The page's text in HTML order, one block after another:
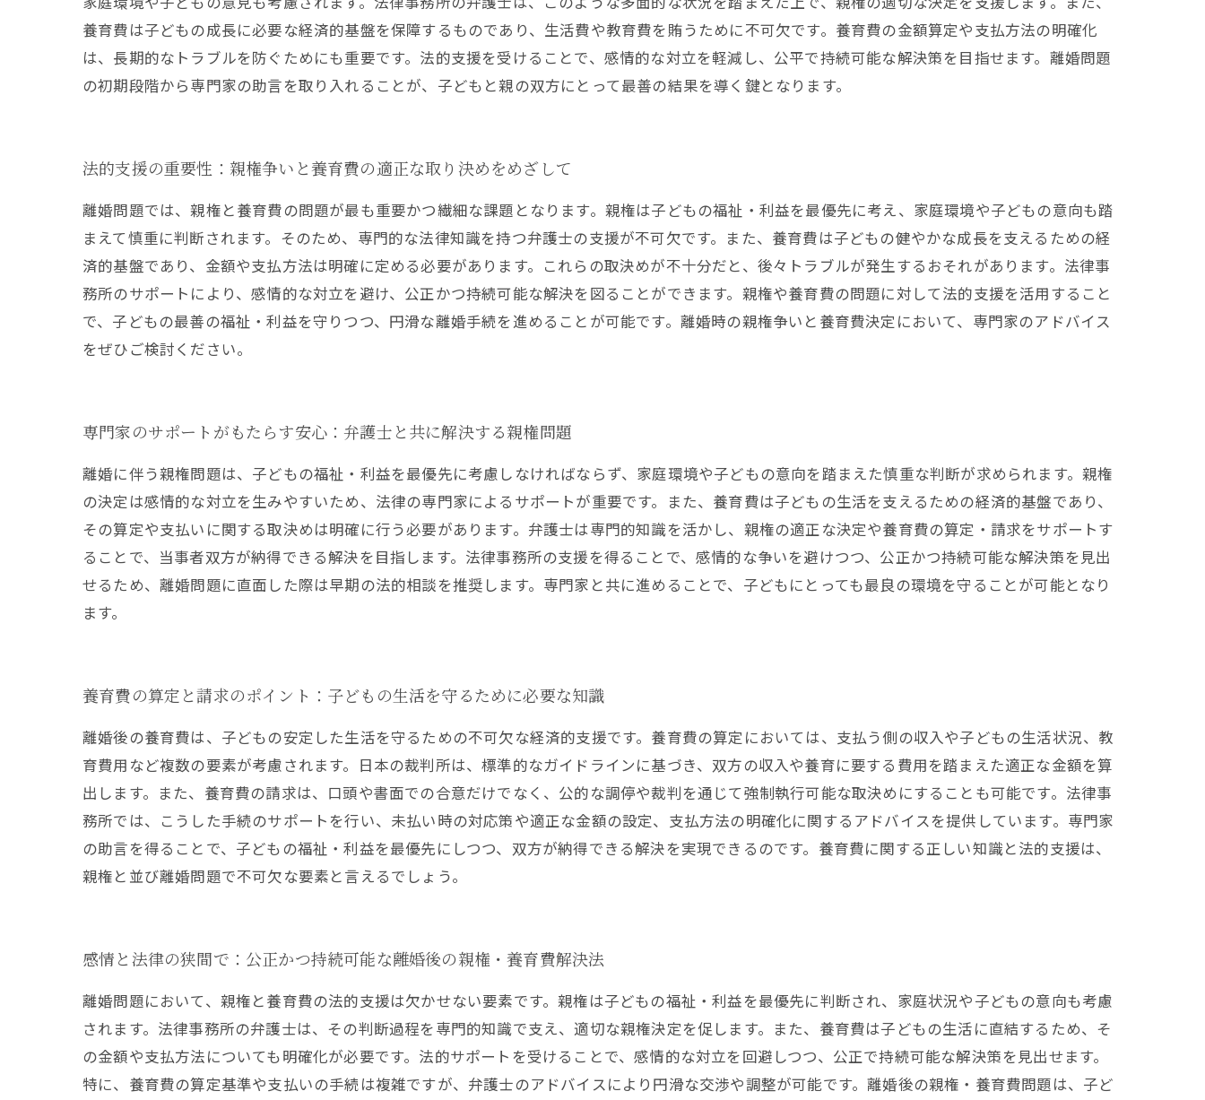
養育費は子どもの成長に必要な経済的基盤を保障するものであり、生活費や教育費を賄うために不可欠です。養育費の金額算定や支払方法の明確化
は、長期的なトラブルを防ぐためにも重要です。法的支援を受けることで、感情的な対立を軽減し、公平で持続可能な解決策を目指せます。離婚問題
の初期段階から専門家の助言を取り入れることが、子どもと親の双方にとって最善の結果を導く鍵となります。
法的支援の重要性：親権争いと養育費の適正な取り決めをめざして
離婚問題では、親権と養育費の問題が最も重要かつ繊細な課題となります。親権は子どもの福祉・利益を最優先に考え、家庭環境や子どもの意向も踏
まえて慎重に判断されます。そのため、専門的な法律知識を持つ弁護士の支援が不可欠です。また、養育費は子どもの健やかな成長を支えるための経
済的基盤であり、金額や支払方法は明確に定める必要があります。これらの取決めが不十分だと、後々トラブルが発生するおそれがあります。法律事
務所のサポートにより、感情的な対立を避け、公正かつ持続可能な解決を図ることができます。親権や養育費の問題に対して法的支援を活用すること
で、子どもの最善の福祉・利益を守りつつ、円滑な離婚手続を進めることが可能です。離婚時の親権争いと養育費決定において、専門家のアドバイス
をぜひご検討ください。
専門家のサポートがもたらす安心：弁護士と共に解決する親権問題
離婚に伴う親権問題は、子どもの福祉・利益を最優先に考慮しなければならず、家庭環境や子どもの意向を踏まえた慎重な判断が求められます。親権
の決定は感情的な対立を生みやすいため、法律の専門家によるサポートが重要です。また、養育費は子どもの生活を支えるための経済的基盤であり、
その算定や支払いに関する取決めは明確に行う必要があります。弁護士は専門的知識を活かし、親権の適正な決定や養育費の算定・請求をサポートす
ることで、当事者双方が納得できる解決を目指します。法律事務所の支援を得ることで、感情的な争いを避けつつ、公正かつ持続可能な解決策を見出
せるため、離婚問題に直面した際は早期の法的相談を推奨します。専門家と共に進めることで、子どもにとっても最良の環境を守ることが可能となり
ます。
養育費の算定と請求のポイント：子どもの生活を守るために必要な知識
離婚後の養育費は、子どもの安定した生活を守るための不可欠な経済的支援です。養育費の算定においては、支払う側の収入や子どもの生活状況、教
育費用など複数の要素が考慮されます。日本の裁判所は、標準的なガイドラインに基づき、双方の収入や養育に要する費用を踏まえた適正な金額を算
出します。また、養育費の請求は、口頭や書面での合意だけでなく、公的な調停や裁判を通じて強制執行可能な取決めにすることも可能です。法律事
務所では、こうした手続のサポートを行い、未払い時の対応策や適正な金額の設定、支払方法の明確化に関するアドバイスを提供しています。専門家
の助言を得ることで、子どもの福祉・利益を最優先にしつつ、双方が納得できる解決を実現できるのです。養育費に関する正しい知識と法的支援は、
親権と並び離婚問題で不可欠な要素と言えるでしょう。
感情と法律の狭間で：公正かつ持続可能な離婚後の親権・養育費解決法
離婚問題において、親権と養育費の法的支援は欠かせない要素です。親権は子どもの福祉・利益を最優先に判断され、家庭状況や子どもの意向も考慮
されます。法律事務所の弁護士は、その判断過程を専門的知識で支え、適切な親権決定を促します。また、養育費は子どもの生活に直結するため、そ
の金額や支払方法についても明確化が必要です。法的サポートを受けることで、感情的な対立を回避しつつ、公正で持続可能な解決策を見出せます。
特に、養育費の算定基準や支払いの手続は複雑ですが、弁護士のアドバイスにより円滑な交渉や調整が可能です。離婚後の親権・養育費問題は、子ど